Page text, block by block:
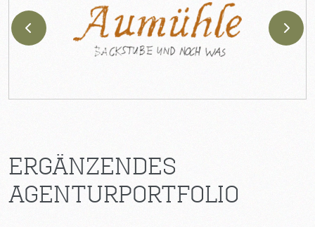
ERGÄNZENDES
AGENTURPORTFOLIO